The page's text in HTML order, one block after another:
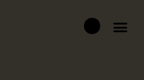
Panier